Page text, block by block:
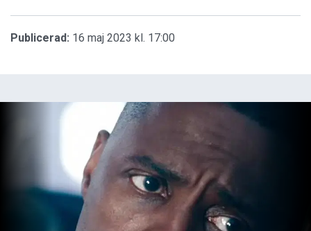
Publicerad: 16 maj 2023 kl. 17:00